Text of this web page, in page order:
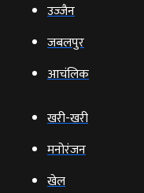
उज्‍जैन
जबलपुर
आचंलिक
खरी-खरी
मनोरंजन
खेल